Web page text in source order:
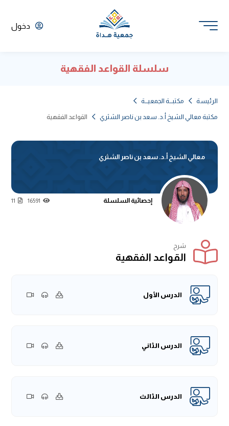
دخول
سلسلة القواعد الفقهية
الرئيسة مكتبـــة الجمعيـــة
مكتبة معالي الشيخ أ.د. سعد بن ناصر الشثري القواعد الفقهية
معالي الشيخ أ.د. سعد بن ناصر الشثري
إحصائية السلسلة 16591
11
شرح
القواعد الفقهية
الدرس الأول
الدرس الثاني
الدرس الثالث